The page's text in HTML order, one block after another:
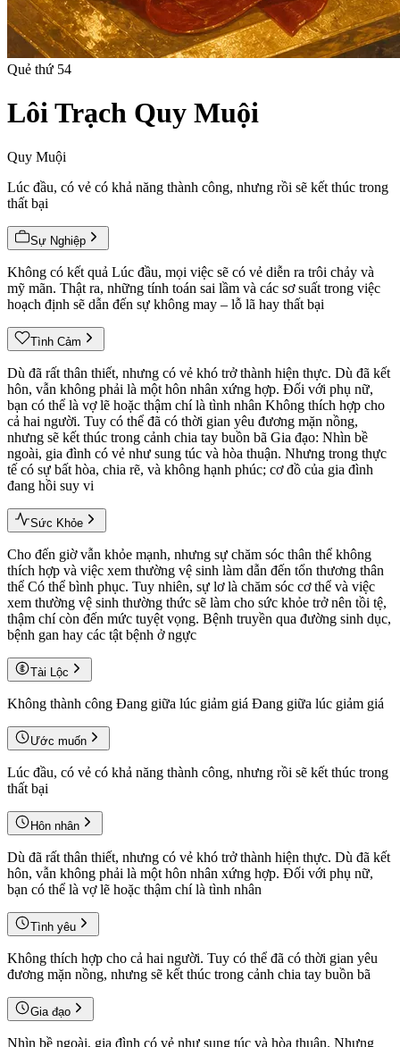
Quẻ thứ 54
Lôi Trạch Quy Muội
Quy Muội
Lúc đầu, có vẻ có khả năng thành công, nhưng rồi sẽ kết thúc trong
thất bại
Sự Nghiệp
Không có kết quả Lúc đầu, mọi việc sẽ có vẻ diễn ra trôi chảy và
mỹ mãn. Thật ra, những tính toán sai lầm và các sơ suất trong việc
hoạch định sẽ dẫn đến sự không may – lỗ lã hay thất bại
Tình Cảm
Dù đã rất thân thiết, nhưng có vẻ khó trở thành hiện thực. Dù đã kết
hôn, vẫn không phải là một hôn nhân xứng hợp. Đối với phụ nữ,
bạn có thể là vợ lẽ hoặc thậm chí là tình nhân Không thích hợp cho
cả hai người. Tuy có thể đã có thời gian yêu đương mặn nồng,
nhưng sẽ kết thúc trong cảnh chia tay buồn bã Gia đạo: Nhìn bề
ngoài, gia đình có vẻ như sung túc và hòa thuận. Nhưng trong thực
tế có sự bất hòa, chia rẽ, và không hạnh phúc; cơ đồ của gia đình
đang hồi suy vi
Sức Khỏe
Cho đến giờ vẫn khỏe mạnh, nhưng sự chăm sóc thân thể không
thích hợp và việc xem thường vệ sinh làm dẫn đến tổn thương thân
thể Có thể bình phục. Tuy nhiên, sự lơ là chăm sóc cơ thể và việc
xem thường vệ sinh thường thức sẽ làm cho sức khỏe trở nên tồi tệ,
thậm chí còn đến mức tuyệt vọng. Bệnh truyền qua đường sinh dục,
bệnh gan hay các tật bệnh ở ngực
Tài Lộc
Không thành công Đang giữa lúc giảm giá Đang giữa lúc giảm giá
Ước muốn
Lúc đầu, có vẻ có khả năng thành công, nhưng rồi sẽ kết thúc trong
thất bại
Hôn nhân
Dù đã rất thân thiết, nhưng có vẻ khó trở thành hiện thực. Dù đã kết
hôn, vẫn không phải là một hôn nhân xứng hợp. Đối với phụ nữ,
bạn có thể là vợ lẽ hoặc thậm chí là tình nhân
Tình yêu
Không thích hợp cho cả hai người. Tuy có thể đã có thời gian yêu
đương mặn nồng, nhưng sẽ kết thúc trong cảnh chia tay buồn bã
Gia đạo
Nhìn bề ngoài, gia đình có vẻ như sung túc và hòa thuận. Nhưng